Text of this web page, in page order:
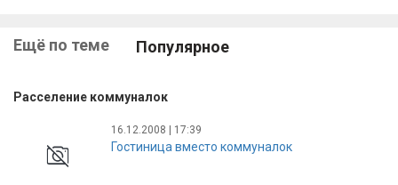
Ещё по теме Популярное
Расселение коммуналок
16.12.2008 | 17:39
Гостиница вместо коммуналок